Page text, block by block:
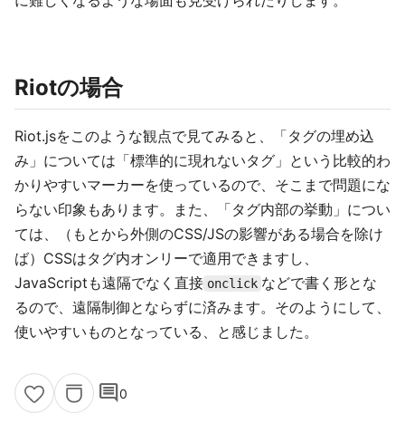
Riotの場合
Riot.jsをこのような観点で見てみると、「タグの埋め込
み」については「標準的に現れないタグ」という比較的わ
かりやすいマーカーを使っているので、そこまで問題にな
らない印象もあります。また、「タグ内部の挙動」につい
ては、（もとから外側のCSS/JSの影響がある場合を除け
ば）CSSはタグ内オンリーで適用できますし、
JavaScriptも遠隔でなく直接 onclick などで書く形とな
るので、遠隔制御とならずに済みます。そのようにして、
使いやすいものとなっている、と感じました。
comment0